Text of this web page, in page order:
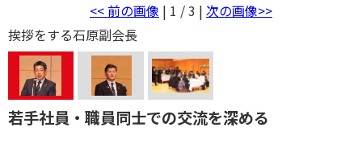
<< 前の画像 | 1 / 3 | 次の画像>>
挨拶をする石原副会長
若手社員・職員同士での交流を深める